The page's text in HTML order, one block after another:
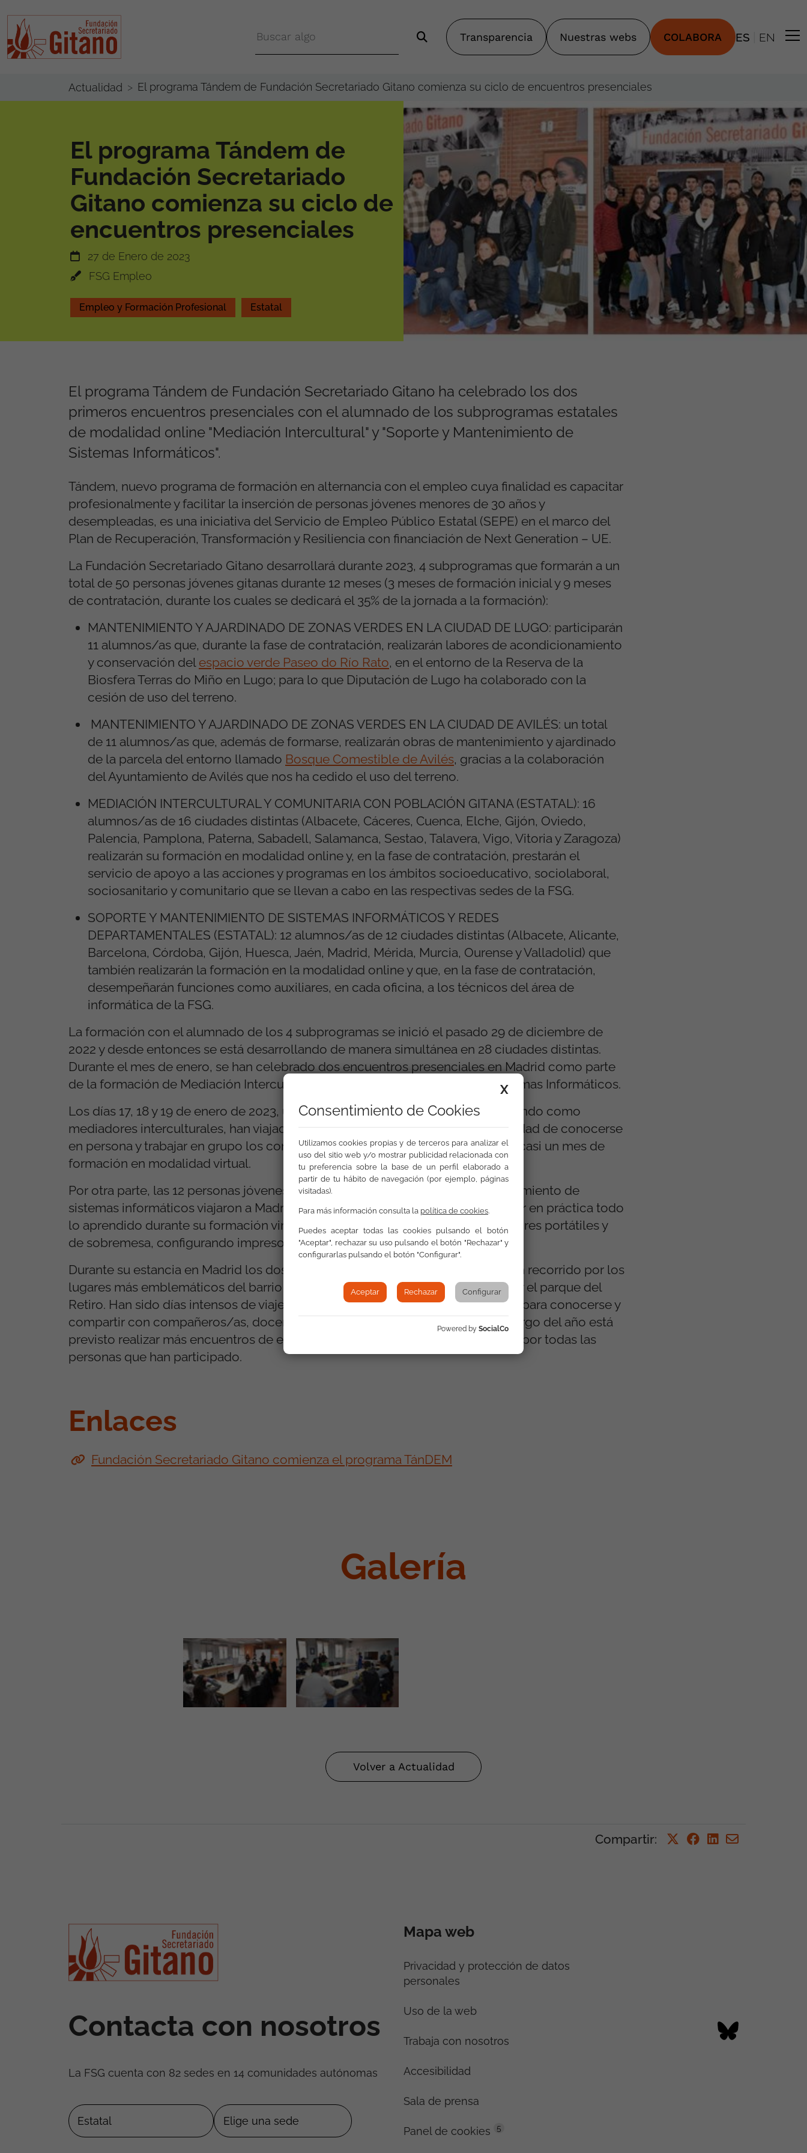
Transparencia Nuestras webs COLABORA ES EN
Actualidad El programa Tándem de Fundación Secretariado Gitano comienza su ciclo de encuentros presenciales
El programa Tándem de
Fundación Secretariado
Gitano comienza su ciclo de
encuentros presenciales
27 de Enero de 2023
FSG Empleo
Empleo y Formación Profesional Estatal
El programa Tándem de Fundación Secretariado Gitano ha celebrado los dos
primeros encuentros presenciales con el alumnado de los subprogramas estatales
de modalidad online "Mediación Intercultural" y "Soporte y Mantenimiento de
Sistemas Informáticos".
Tándem, nuevo programa de formación en alternancia con el empleo cuya finalidad es capacitar
profesionalmente y facilitar la inserción de personas jóvenes menores de 30 años y
desempleadas, es una iniciativa del Servicio de Empleo Público Estatal (SEPE) en el marco del
Plan de Recuperación, Transformación y Resiliencia con financiación de Next Generation – UE.
La Fundación Secretariado Gitano desarrollará durante 2023, 4 subprogramas que formarán a un
total de 50 personas jóvenes gitanas durante 12 meses (3 meses de formación inicial y 9 meses
de contratación, durante los cuales se dedicará el 35% de la jornada a la formación):
MANTENIMIENTO Y AJARDINADO DE ZONAS VERDES EN LA CIUDAD DE LUGO: participarán
11 alumnos/as que, durante la fase de contratación, realizarán labores de acondicionamiento
y conservación del espacio verde Paseo do Río Rato, en el entorno de la Reserva de la
Biosfera Terras do Miño en Lugo; para lo que Diputación de Lugo ha colaborado con la
cesión de uso del terreno.
MANTENIMIENTO Y AJARDINADO DE ZONAS VERDES EN LA CIUDAD DE AVILÉS: un total
de 11 alumnos/as que, además de formarse, realizarán obras de mantenimiento y ajardinado
de la parcela del entorno llamado Bosque Comestible de Avilés, gracias a la colaboración
del Ayuntamiento de Avilés que nos ha cedido el uso del terreno.
MEDIACIÓN INTERCULTURAL Y COMUNITARIA CON POBLACIÓN GITANA (ESTATAL): 16
alumnos/as de 16 ciudades distintas (Albacete, Cáceres, Cuenca, Elche, Gijón, Oviedo,
Palencia, Pamplona, Paterna, Sabadell, Salamanca, Sestao, Talavera, Vigo, Vitoria y Zaragoza)
realizarán su formación en modalidad online y, en la fase de contratación, prestarán el
servicio de apoyo a las acciones y programas en los ámbitos socioeducativo, sociolaboral,
sociosanitario y comunitario que se llevan a cabo en las respectivas sedes de la FSG.
SOPORTE Y MANTENIMIENTO DE SISTEMAS INFORMÁTICOS Y REDES
DEPARTAMENTALES (ESTATAL): 12 alumnos/as de 12 ciudades distintas (Albacete, Alicante,
Barcelona, Córdoba, Gijón, Huesca, Jaén, Madrid, Mérida, Murcia, Ourense y Valladolid) que
también realizarán la formación en la modalidad online y que, en la fase de contratación,
desempeñarán funciones como auxiliares, en cada oficina, a los técnicos del área de
informática de la FSG.
La formación con el alumnado de los 4 subprogramas se inició el pasado 29 de diciembre de
2022 y desde entonces se está desarrollando de manera simultánea en 28 ciudades distintas.
Durante el mes de enero, se han celebrado dos encuentros presenciales en Madrid como parte
de la formación de Mediación Intercultural y Soporte y Mantenimiento de Sistemas Informáticos.
Los días 17, 18 y 19 de enero de 2023, un total de 16 jóvenes que se están formando como
mediadores interculturales, han viajado a Madrid donde han tenido la oportunidad de conocerse
en persona y trabajar en grupo los contenidos de su especialidad, después de casi un mes de
formación en modalidad virtual.
Por otra parte, las 12 personas jóvenes de la especialidad de soporte y mantenimiento de
sistemas informáticos viajaron a Madrid los días 24, 25 y 26 de enero, para poner en práctica todo
lo aprendido durante su formación virtual, montando y desmontando ordenadores portátiles y
de sobremesa, configurando impresoras, etc.
Durante su estancia en Madrid los dos grupos han aprovechado para realizar un recorrido por los
lugares más emblemáticos del barrio de Sol y han visitado el Museo del Prado y el parque del
Retiro. Han sido días intensos de viajes, trabajo, pero también una oportunidad para conocerse y
compartir con compañeros/as, docentes y coordinadoras de la entidad. A lo largo del año está
previsto realizar más encuentros de este tipo que han sido muy bien valorados por todas las
personas que han participado.
Enlaces
Fundación Secretariado Gitano comienza el programa TánDEM
Galería
Volver a Actualidad
Compartir:
Contacta con nosotros
La FSG cuenta con 82 sedes en 14 comunidades autónomas
Mapa web
Privacidad y protección de datos
personales
Uso de la web
Trabaja con nosotros
Accesibilidad
Sala de prensa
Panel de cookies 5
X
Consentimiento de Cookies
Utilizamos cookies propias y de terceros para analizar el
uso del sitio web y/o mostrar publicidad relacionada con
tu preferencia sobre la base de un perfil elaborado a
partir de tu hábito de navegación (por ejemplo, páginas
visitadas).
Para más información consulta la política de cookies.
Puedes aceptar todas las cookies pulsando el botón
"Aceptar", rechazar su uso pulsando el botón "Rechazar" y
configurarlas pulsando el botón "Configurar".
Aceptar Rechazar Configurar
Powered by SocialCo